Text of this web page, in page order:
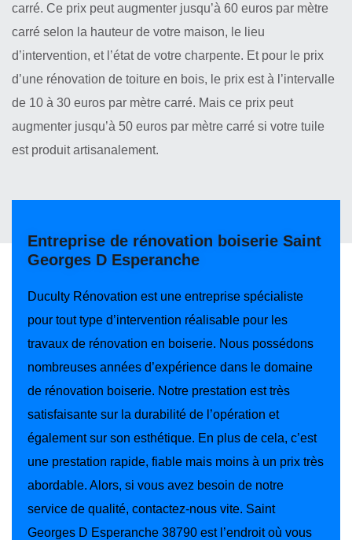
carré. Ce prix peut augmenter jusqu’à 60 euros par mètre
carré selon la hauteur de votre maison, le lieu
d’intervention, et l’état de votre charpente. Et pour le prix
d’une rénovation de toiture en bois, le prix est à l’intervalle
de 10 à 30 euros par mètre carré. Mais ce prix peut
augmenter jusqu’à 50 euros par mètre carré si votre tuile
est produit artisanalement.
Entreprise de rénovation boiserie Saint
Georges D Esperanche
Duculty Rénovation est une entreprise spécialiste
pour tout type d’intervention réalisable pour les
travaux de rénovation en boiserie. Nous possédons
nombreuses années d’expérience dans le domaine
de rénovation boiserie. Notre prestation est très
satisfaisante sur la durabilité de l’opération et
également sur son esthétique. En plus de cela, c’est
une prestation rapide, fiable mais moins à un prix très
abordable. Alors, si vous avez besoin de notre
service de qualité, contactez-nous vite. Saint
Georges D Esperanche 38790 est l’endroit où vous